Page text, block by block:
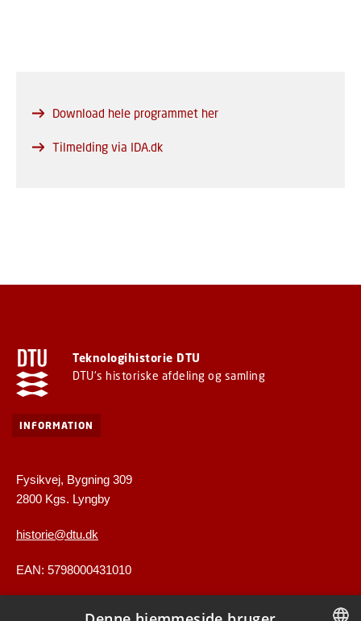
Download hele programmet her
Tilmelding via IDA.dk
Teknologihistorie DTU
DTU's historiske afdeling og samling
INFORMATION
Fysikvej, Bygning 309
2800 Kgs. Lyngby
historie@dtu.dk
EAN: 5798000431010